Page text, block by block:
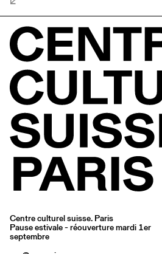
Centre culturel suisse. Paris
Pause estivale - réouverture mardi 1er
septembre